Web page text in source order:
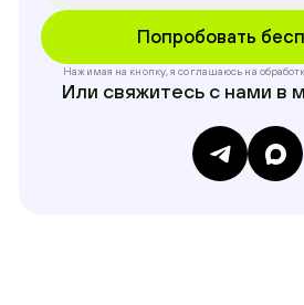
Нажимая на кнопку, я соглашаюсь на
Или свяжитесь с нами в